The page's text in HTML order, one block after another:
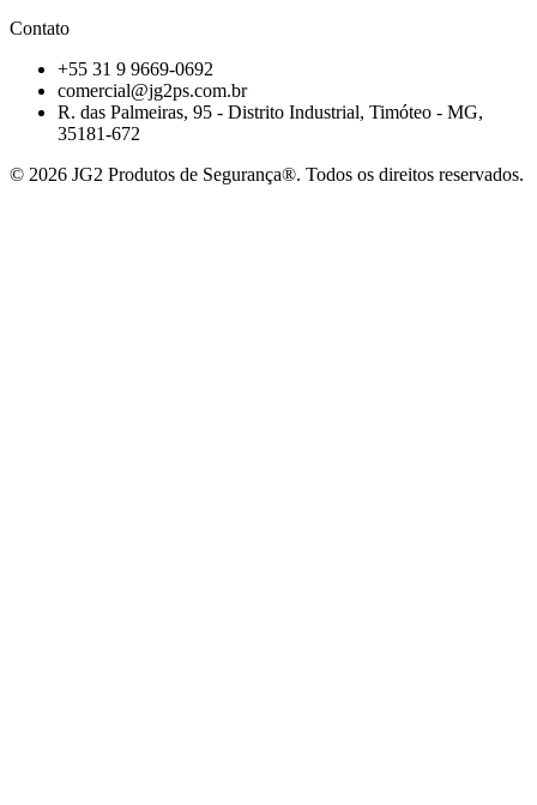
Contato
+55 31 9 9669-0692
comercial@jg2ps.com.br
R. das Palmeiras, 95 - Distrito Industrial, Timóteo - MG,
35181-672
© 2026 JG2 Produtos de Segurança®. Todos os direitos reservados.